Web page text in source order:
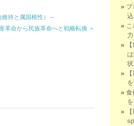
持と属国根性）～
革命から民族革命へと戦略転換 ＞
食